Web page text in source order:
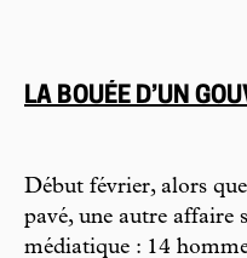
LA BOUÉE D’UN
Début février, alors
pavé, une autre affaire
médiatique : 14